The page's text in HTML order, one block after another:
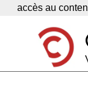
Panneau de gestion des
accès au